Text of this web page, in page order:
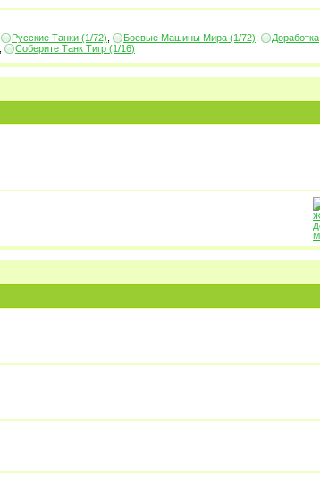
Русские Танки (1/72) Боевые Машины Мира (1/72)
Доработка
Соберите Танк Тигр (1/16)